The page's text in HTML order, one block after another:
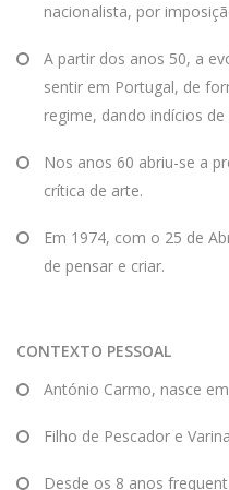
nacionalista, por
A partir dos anos 50, a
sentir em Portugal, de
regime, dando indícios
Nos anos 60 abriu-se a
crítica de arte.
Em 1974, com o 25 de
de pensar e criar.
CONTEXTO PESSOAL
António Carmo, nasce
Filho de Pescador e
Desde os 8 anos